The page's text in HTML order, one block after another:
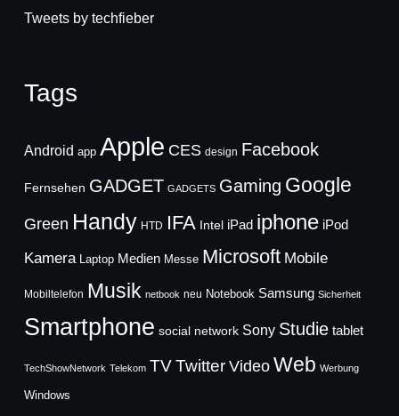
Tweets by techfieber
Tags
Android app Apple CES design Facebook
Fernsehen GADGET GADGETS Gaming Google
Green Handy HTD IFA Intel iPad iphone iPod
Kamera Laptop Medien Messe Microsoft Mobile
Mobiltelefon Musik netbook neu Notebook Samsung Sicherheit
Smartphone social network Sony Studie tablet
TechShowNetwork Telekom TVTwitter Video Web Werbung
Windows